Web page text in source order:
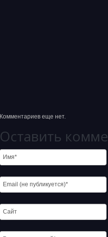
Комментариев еще нет.
Оставить